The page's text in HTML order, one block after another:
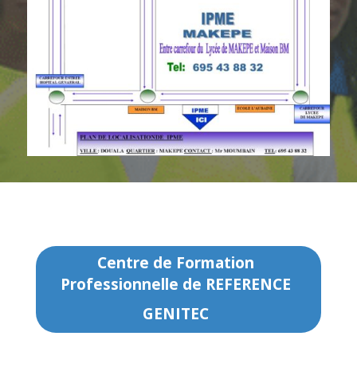
Centre de Formation
Professionnelle de REFERENCE
GENITEC